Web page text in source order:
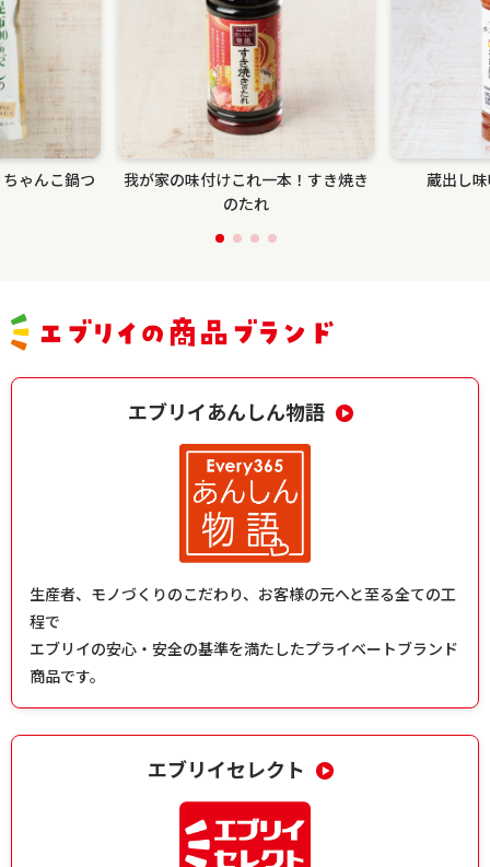
ゃんこ鍋つ
我が家の味付けこれ一本！すき焼き
のたれ
蔵出し
エブリイあんしん物語
生産者、モノづくりのこだわり、お客様の元へと至る全ての工
程で
エブリイの安心・安全の基準を満たしたプライベートブランド
商品です。
エブリイセレクト